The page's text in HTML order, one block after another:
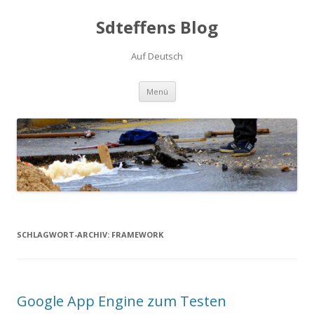
Sdteffens Blog
Auf Deutsch
Menü Zum Inhalt springen
SCHLAGWORT-ARCHIV: FRAMEWORK
Google App Engine zum Testen